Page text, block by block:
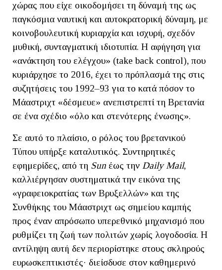
χώρας που είχε οικοδομήσει τη δύναμή της ως
παγκόσμια ναυτική και αυτοκρατορική δύναμη, με
κοινοβουλευτική κυριαρχία και ισχυρή, σχεδόν
μυθική, συνταγματική ιδιοτυπία. Η αφήγηση για
«ανάκτηση του ελέγχου» (take back control), που
κυριάρχησε το 2016, έχει το πρόπλασμά της στις
συζητήσεις του 1992–93 για το κατά πόσον το
Μάαστριχτ «δέσμευε» ανεπιστρεπτί τη Βρετανία
σε ένα σχέδιο «όλο και στενότερης ένωσης».
Σε αυτό το πλαίσιο, ο ρόλος του βρετανικού
Τύπου υπήρξε καταλυτικός. Συντηρητικές
εφημερίδες, από τη Sun έως την Daily Mail,
καλλιέργησαν συστηματικά την εικόνα της
«γραφειοκρατίας των Βρυξελλών» και της
Συνθήκης του Μάαστριχτ ως σημείου καμπής
προς έναν απρόσωπο υπερεθνικό μηχανισμό που
ρυθμίζει τη ζωή των πολιτών χωρίς λογοδοσία. Η
αντίληψη αυτή δεν περιορίστηκε στους σκληρούς
ευρωσκεπτικιστές· διείσδυσε στον καθημερινό